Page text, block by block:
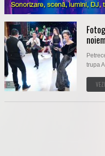
trupa
VEZI